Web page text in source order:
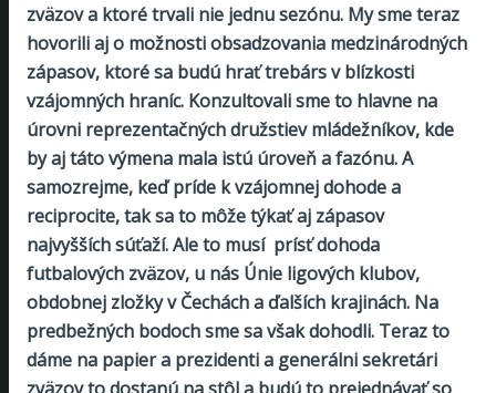
zväzov a ktoré trvali nie jednu sezónu. My sme teraz
hovorili aj o možnosti obsadzovania medzinárodných
zápasov, ktoré sa budú hrať trebárs v blízkosti
vzájomných hraníc. Konzultovali sme to hlavne na
úrovni reprezentačných družstiev mládežníkov, kde
by aj táto výmena mala istú úroveň a fazónu. A
samozrejme, keď príde k vzájomnej dohode a
reciprocite, tak sa to môže týkať aj zápasov
najvyšších súťaží. Ale to musí prísť dohoda
futbalových zväzov, u nás Únie ligových klubov,
obdobnej zložky v Čechách a ďalších krajinách. Na
predbežných bodoch sme sa však dohodli. Teraz to
dáme na papier a prezidenti a generálni sekretári